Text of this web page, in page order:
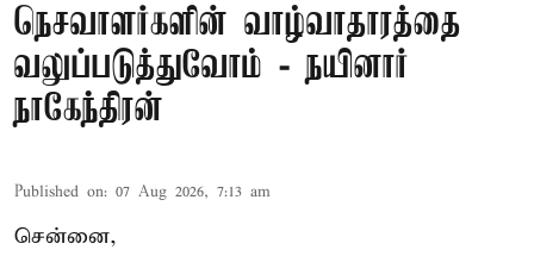
நெசவாளர்களின் வாழ்வாதாரத்தை
வலுப்படுத்துவோம் - நயினார்
நாகேந்திரன்
Published on: 07 Aug 2026, 7:13 am
சென்னை,